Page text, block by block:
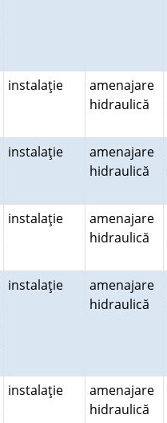
instalaţie
amenajare
hidraulică
instalaţie
amenajare
hidraulică
instalaţie
amenajare
hidraulică
instalaţie
amenajare
hidraulică
instalaţie
amenajare
hidraulică